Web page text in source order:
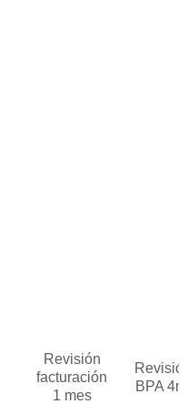
Revisión
facturación
1 mes
BPA